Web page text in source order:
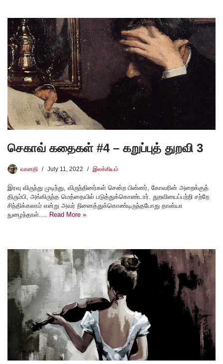
செகாவ் கதைகள் #4 – கறுப்புத் துறவி 3
வானதி July 11, 2022 இலக்கியம்
இரவு விருந்து முடிந்து, விருந்தினர்கள் சென்ற பின்னர், கோவரின் அறைக்குத்
திரும்பி, அங்கிருந்த மெத்தையில் படுத்துக்கொண்டார். துறவியைப்பற்றி சற்றே
சிந்திக்கலாம் என்று அவர் நினைத்துக்கொண்டிருந்தபோது தான்யா
நுழைந்தாள்.… Read More »